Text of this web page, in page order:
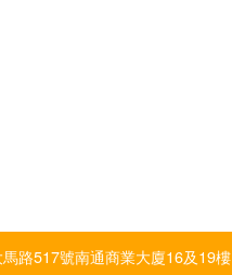
路517號南通商業大廈16及19樓